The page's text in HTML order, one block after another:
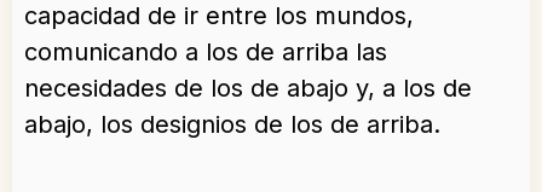
capacidad de ir entre los mundos,
comunicando a los de arriba las
necesidades de los de abajo y, a los de
abajo, los designios de los de arriba.